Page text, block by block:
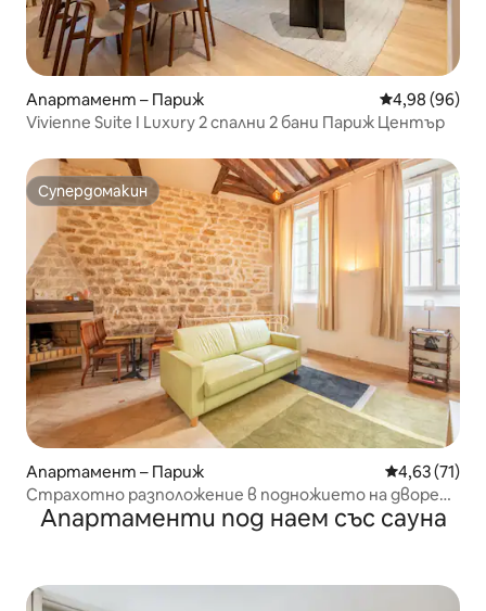
Апартамент – Париж Средна
4,98 (96)
Vivienne Suite I Luxury 2 спални 2 бани Париж Център
Супердомакин
Супердомакин
Апартамент – Париж Средна
4,63 (71)
Страхотно разположение в подножието на двореца
Бурбон.
Апартаменти под наем със сауна